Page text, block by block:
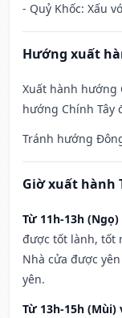
- Quỷ Khốc: Xấu
Hướng xuất
Xuất hành hướng
hướng Chính Tây
Tránh hướng
Giờ xuất hành
Từ 11h-13h
được tốt lành, tốt
Nhà cửa được
yên.
Từ 13h-15h (Mùi)